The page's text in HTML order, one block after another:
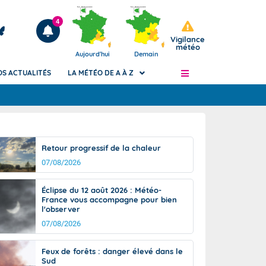
Articles
4
Aujourd'hui Demain
Vigilance
météo
de
Phénomènes dangereux de J+2 à J+7
Avertissement pluies intenses à l'échelle
des communes (Apic)
Bulletins Marine
Bulletins d'estimation du risque
d'avalanche
Météo des forêts
Vigicrues
ACTUALITÉS LA MÉTÉO DE A À Z
Retour progressif de la chaleur
07/08/2026
Éclipse du 12 août 2026 : Météo-
France vous accompagne pour bien
l'observer
07/08/2026
Feux de forêts : danger élevé dans le
Sud